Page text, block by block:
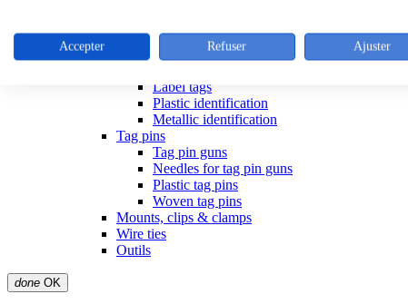
Outillage colliers metalliques
Releasible ties
Label tags
Plastic identification
Metallic identification
Tag pins
Tag pin guns
Needles for tag pin guns
Plastic tag pins
Woven tag pins
Mounts, clips & clamps
Wire ties
Outils
done OK
Accepter Refuser Ajuster